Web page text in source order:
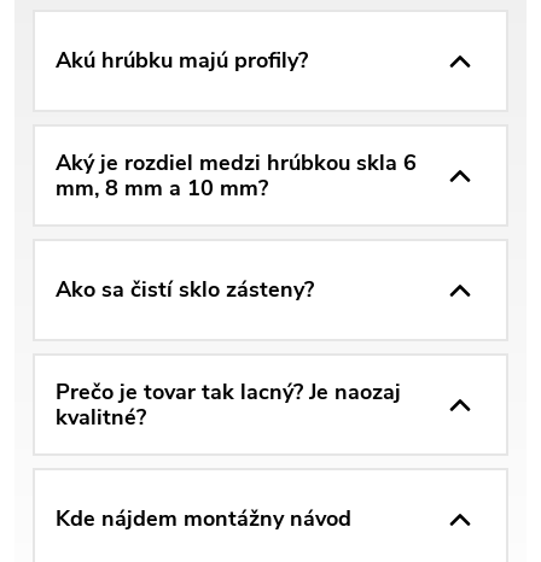
Akú hrúbku majú profily?
Aký je rozdiel medzi hrúbkou skla 6
mm, 8 mm a 10 mm?
Ako sa čistí sklo zásteny?
Prečo je tovar tak lacný? Je naozaj
kvalitné?
Kde nájdem montážny návod